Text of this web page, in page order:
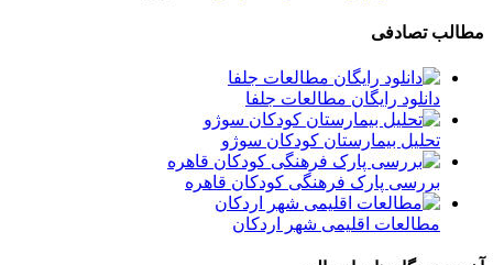
مطالب تصادفی
دانلود رایگان مطالعات جلفا
تحلیل بیمارستان کودکان سوژو
بررسی پارک فرهنگی کودکان قاهره
مطالعات اقلیمی شهر اردکان